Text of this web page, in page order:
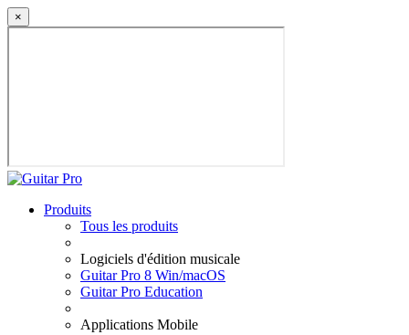
×
Produits
Tous les produits
Logiciels d'édition musicale
Guitar Pro 8 Win/macOS
Guitar Pro Education
Applications Mobile